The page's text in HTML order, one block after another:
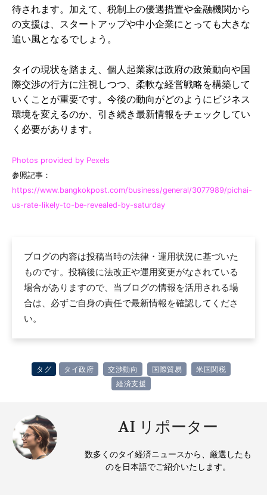
待されます。加えて、税制上の優遇措置や金融機関から
の支援は、スタートアップや中小企業にとっても大きな
追い風となるでしょう。
タイの現状を踏まえ、個人起業家は政府の政策動向や国
際交渉の行方に注視しつつ、柔軟な経営戦略を構築して
いくことが重要です。今後の動向がどのようにビジネス
環境を変えるのか、引き続き最新情報をチェックしてい
く必要があります。
Photos provided by Pexels
参照記事：
https://www.bangkokpost.com/business/general/3077989/pichai-
us-rate-likely-to-be-revealed-by-saturday
ブログの内容は投稿当時の法律・運用状況に基づいた
ものです。投稿後に法改正や運用変更がなされている
場合がありますので、当ブログの情報を活用される場
合は、必ずご自身の責任で最新情報を確認してくださ
い。
タグ タイ政府 交渉動向 国際貿易
米国関税
経済支援
AI リポーター
数多くのタイ経済ニュースから、厳選したも
のを日本語でご紹介いたします。